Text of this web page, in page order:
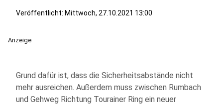
Veröffentlicht: Mittwoch, 27.10.2021 13:00
Anzeige
Grund dafür ist, dass die Sicherheitsabstände nicht
mehr ausreichen. Außerdem muss zwischen Rumbach
und Gehweg Richtung Tourainer Ring ein neuer